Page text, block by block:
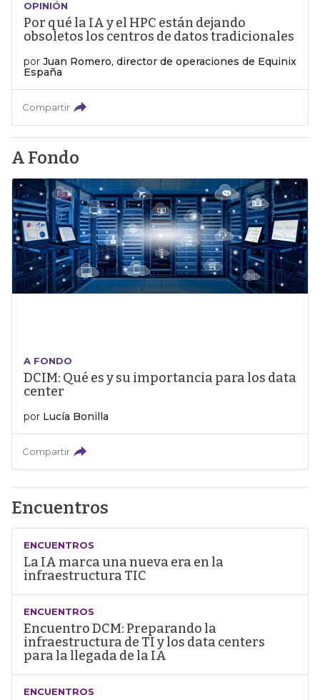
OPINIÓN
Por qué la IA y el HPC están dejando
obsoletos los centros de datos tradicionales
por Juan Romero, director de operaciones de Equinix
España
Compartir
A Fondo
A FONDO
DCIM: Qué es y su importancia para los data
center
por Lucía Bonilla
Compartir
Encuentros
ENCUENTROS
La IA marca una nueva era en la
infraestructura TIC
ENCUENTROS
Encuentro DCM: Preparando la
infraestructura de TI y los data centers
para la llegada de la IA
ENCUENTROS